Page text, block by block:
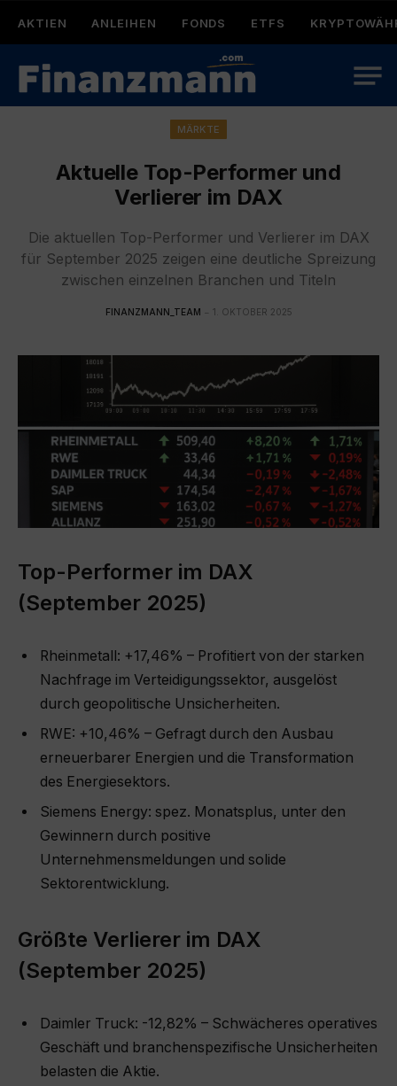
AKTIEN ANLEIHEN FONDS ETFS
MÄRKTE
Aktuelle Top-Performer und
Verlierer im DAX
Die aktuellen Top-Performer und Verlierer im DAX
für September 2025 zeigen eine deutliche Spreizung
zwischen einzelnen Branchen und Titeln
FINANZMANN_TEAM 1. OKTOBER 2025
Top-Performer im DAX
(September 2025)
Rheinmetall: +17,46% – Profitiert von der starken
Nachfrage im Verteidigungssektor, ausgelöst
durch geopolitische Unsicherheiten.
RWE: +10,46% – Gefragt durch den Ausbau
erneuerbarer Energien und die Transformation
des Energiesektors.
Siemens Energy: spez. Monatsplus, unter den
Gewinnern durch positive
Unternehmensmeldungen und solide
Sektorentwicklung.
Größte Verlierer im DAX
(September 2025)
Daimler Truck: -12,82% – Schwächeres operatives
Geschäft und branchenspezifische Unsicherheiten
belasten die Aktie.